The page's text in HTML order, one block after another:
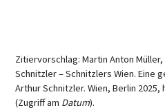
Zitiervorschlag: Martin Anton
Schnitzler – Schnitzlers Wien. Eine
Arthur Schnitzler. Wien, Berlin
(Zugriff am Datum).